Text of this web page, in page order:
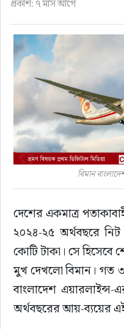
হজ-ওমরাহ
ভিডিও
আরও
প্রকাশ: ৭ মাস আগে
বিমান
দেশের একমাত্র
২০২৪-২৫ অর্থবছরে
কোটি টাকা। সে হিসেবে
মুখ দেখলো বিমান। গত
বাংলাদেশ এয়ারলাইন্স-
অর্থবছরের আয়-ব্যয়ের